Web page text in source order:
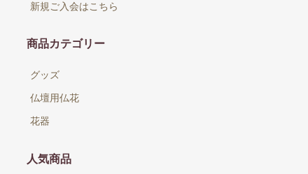
新規ご入会はこちら
商品カテゴリー
グッズ
仏壇用仏花
花器
人気商品